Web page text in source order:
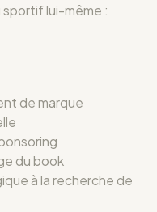
sportif lui-même :
de marque
du book
à la recherche de